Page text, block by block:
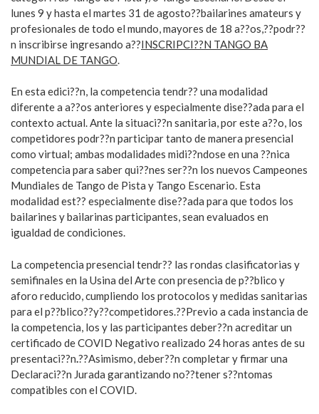
lunes 9 y hasta el martes 31 de agosto??bailarines amateurs y
profesionales de todo el mundo, mayores de 18 a??os,??podr??
n inscribirse ingresando a??INSCRIPCI??N TANGO BA
MUNDIAL DE TANGO.
En esta edici??n, la competencia tendr?? una modalidad
diferente a a??os anteriores y especialmente dise??ada para el
contexto actual. Ante la situaci??n sanitaria, por este a??o, los
competidores podr??n participar tanto de manera presencial
como virtual; ambas modalidades midi??ndose en una ??nica
competencia para saber qui??nes ser??n los nuevos Campeones
Mundiales de Tango de Pista y Tango Escenario. Esta
modalidad est?? especialmente dise??ada para que todos los
bailarines y bailarinas participantes, sean evaluados en
igualdad de condiciones.
La competencia presencial tendr?? las rondas clasificatorias y
semifinales en la Usina del Arte con presencia de p??blico y
aforo reducido, cumpliendo los protocolos y medidas sanitarias
para el p??blico??y??competidores.??Previo a cada instancia de
la competencia, los y las participantes deber??n acreditar un
certificado de COVID Negativo realizado 24 horas antes de su
presentaci??n ??Asimismo, deber??n completar y firmar una
Declaraci??n Jurada garantizando no??tener s??ntomas
compatibles con el COVID.